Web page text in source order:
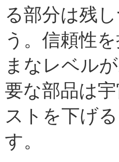
る部分は残
う。信頼性
まなレベル
要な部品は
ストを下げ
す。